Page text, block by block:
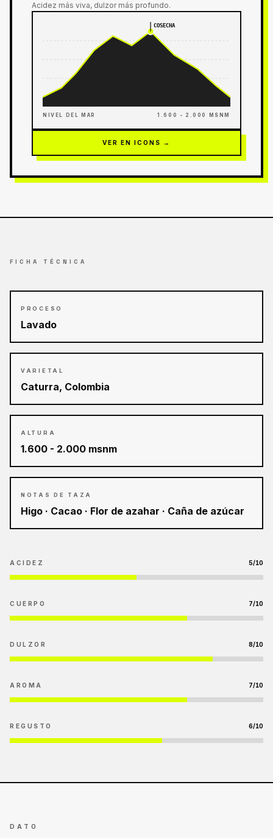
Acidez más viva, dulzor más profundo.
COSECHA
NIVEL DEL MAR 1.600 - 2.000 MSNM
VER EN ICONS →
FICHA TÉCNICA
PROCESO
Lavado
VARIETAL
Caturra, Colombia
ALTURA
1.600 - 2.000 msnm
NOTAS DE TAZA
Higo · Cacao · Flor de azahar · Caña de azúcar
ACIDEZ 5/10
CUERPO 7/10
DULZOR 8/10
AROMA 7/10
REGUSTO 6/10
DATO